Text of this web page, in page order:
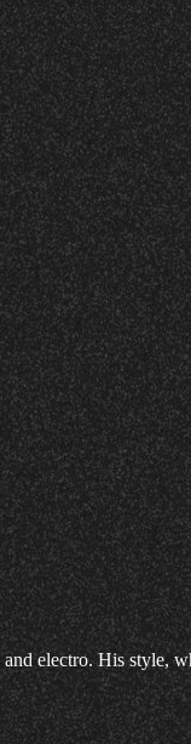
electro. His style,